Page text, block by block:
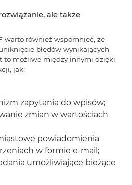
ale także
warto również wspomnieć, że
błędów wynikających
to możliwe między innymi dzięki
jak:
zapytania do wpisów;
zmian w wartościach
powiadomienia
w formie e-mail;
umożliwiające bieżące